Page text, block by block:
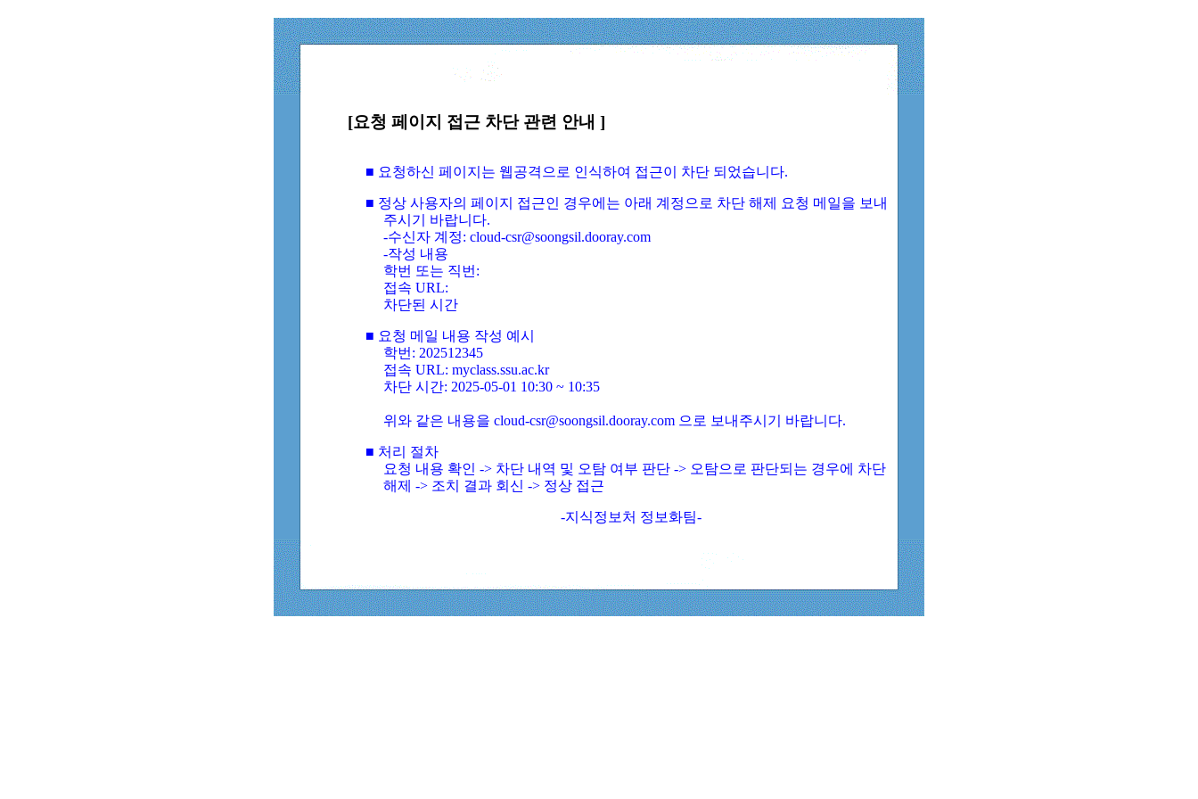
[요청 페이지 접근 차단 관련 안내 ]
■ 요청하신 페이지는 웹공격으로 인식하여 접근이 차단 되었습니다.
■ 정상 사용자의 페이지 접근인 경우에는 아래 계정으로 차단 해제 요청 메일을 보내
주시기 바랍니다.
-수신자 계정: cloud-csr@soongsil.dooray.com
-작성 내용
학번 또는 직번:
접속 URL:
차단된 시간
■ 요청 메일 내용 작성 예시
학번: 202512345
접속 URL: myclass.ssu.ac.kr
차단 시간: 2025-05-01 10:30 ~ 10:35
위와 같은 내용을 cloud-csr@soongsil.dooray.com 으로 보내주시기 바랍니다.
■ 처리 절차
요청 내용 확인 -> 차단 내역 및 오탐 여부 판단 -> 오탐으로 판단되는 경우에 차단
해제 -> 조치 결과 회신 -> 정상 접근
-지식정보처 정보화팀-